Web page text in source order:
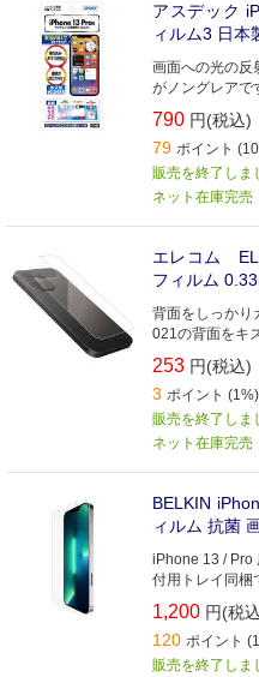
アスデック
ィルム3 日本
画面への光の反
がノングレアで
790 円(税込)
79 ポイント
販売を終了しま
ネット在庫完売
エレコム
フィルム
背面をしっかり
021の背面をキ
253 円(税込)
3 ポイント (1%)
販売を終了しま
ネット在庫完売
BELKIN
ィルム 抗菌
iPhone 13 / Pro
付用トレイ同梱
ます｡
1,200 円(税
120 ポイント
販売を終了しま